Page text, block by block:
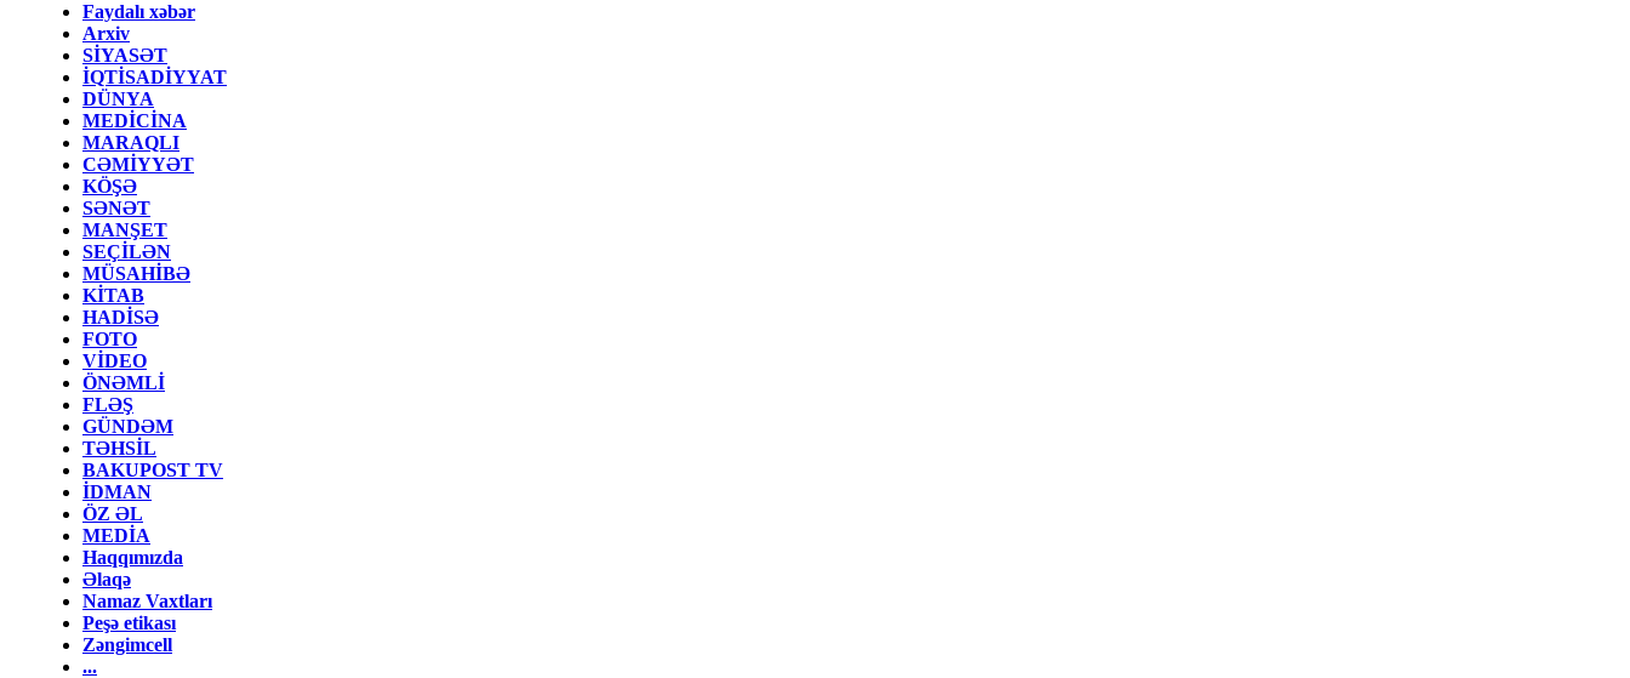
Faydalı xəbər
Arxiv
SİYASƏT
İQTİSADİYYAT
DÜNYA
MEDİCİNA
MARAQLI
CƏMİYYƏT
KÖŞƏ
SƏNƏT
MANŞET
SEÇİLƏN
MÜSAHİBƏ
KİTAB
HADİSƏ
FOTO
VİDEO
ÖNƏMLİ
FLƏŞ
GÜNDƏM
TƏHSİL
BAKUPOST TV
İDMAN
ÖZ ƏL
MEDİA
Haqqımızda
Əlaqə
Namaz Vaxtları
Peşə etikası
Zəngimcell
...